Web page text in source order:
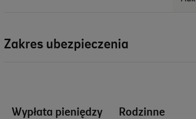
Zakres ubezpieczenia
Wypłata pieniędzy Rodzinne